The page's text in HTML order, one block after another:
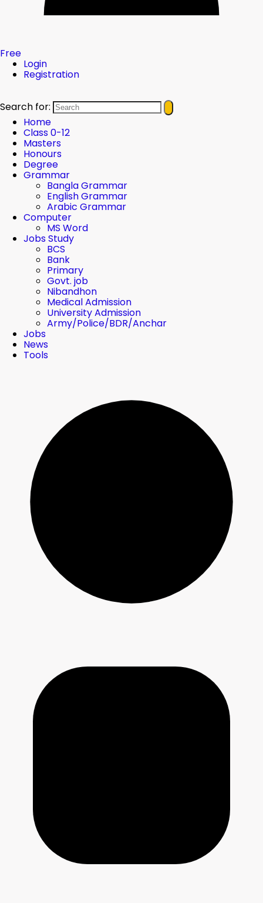
Free
Login
Registration
Search for:
Home
Class 0-12
Masters
Honours
Degree
Grammar
Bangla Grammar
English Grammar
Arabic Grammar
Computer
MS Word
Jobs Study
BCS
Bank
Primary
Govt. job
Nibandhon
Medical Admission
University Admission
Army/Police/BDR/Anchar
Jobs
News
Tools